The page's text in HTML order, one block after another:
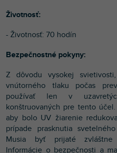
Životnosť:
- Životnosť: 70 hodín
Bezpečnostné pokyny:
Z dôvodu vysokej
vnútorného tlaku počas
používať len v
konštruovaných pre tento
aby bolo UV žiarenie
prípade prasknutia
Musia byť prijaté zvláštne
Informácie o bezpečnosti a